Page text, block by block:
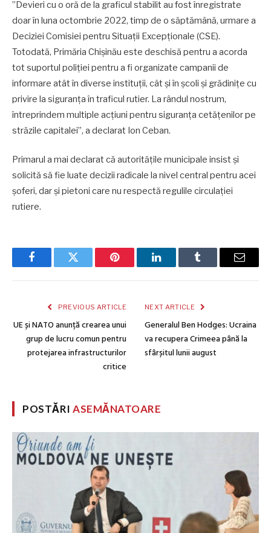
”Devieri cu o oră de la graficul stabilit au fost înregistrate
doar în luna octombrie 2022, timp de o săptămână, urmare a
Deciziei Comisiei pentru Situații Excepționale (CSE).
Totodată, Primăria Chișinău este deschisă pentru a acorda
tot suportul poliției pentru a fi organizate campanii de
informare atât în diverse instituții, cât și în școli și grădinițe cu
privire la siguranța în traficul rutier. La rândul nostrum,
întreprindem multiple acțiuni pentru siguranța cetățenilor pe
străzile capitalei”, a declarat Ion Ceban.
Primarul a mai declarat că autoritățile municipale insist și
solicită să fie luate decizii radicale la nivel central pentru acei
șoferi, dar și pietoni care nu respectă regulile circulației
rutiere.
FacebookTwitter Pinterest LinkedInTumblr Email
PREVIOUS ARTICLE
UE și NATO anunță crearea unui
grup de lucru comun pentru
protejarea infrastructurilor
critice
NEXT ARTICLE
Generalul Ben Hodges: Ucraina
va recupera Crimeea până la
sfârșitul lunii august
POSTĂRIASEMĂNATOARE